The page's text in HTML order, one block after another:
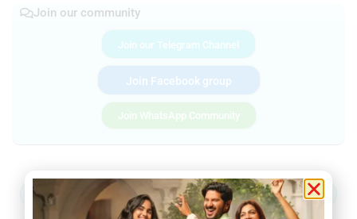
Join our community
Join our Telegram Channel
Join Facebook group
Join WhatsApp Community